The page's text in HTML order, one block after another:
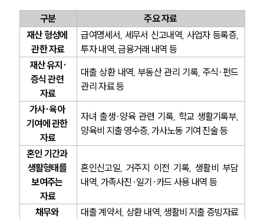
구분
주요 자료
재산 형성에
관한 자료
급여명세서, 세무서 신고내역, 사업자 등록증,
투자 내역, 금융거래 내역 등
재산 유지·
증식 관련
자료
대출 상환 내역, 부동산 관리 기록, 주식·펀드
관리 자료 등
가사·육아
기여에 관한
자료
자녀 출생·양육 관련 기록, 학교 생활기록부,
양육비 지출 영수증, 가사노동 기여 진술 등
혼인 기간과
생활형태를
보여주는
자료
혼인신고일, 거주지 이전 기록, 생활비 부담
내역, 가족사진·일기·카드 사용 내역 등
채무와
대출 계약서, 상환 내역, 생활비 지출 증빙자료